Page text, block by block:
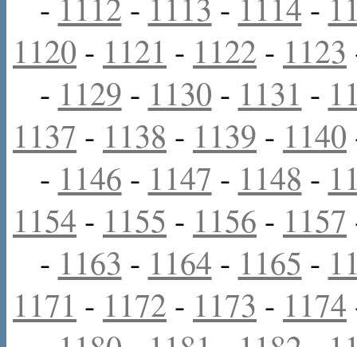
1120 - 1121 - 1122 - 1123
- 1129 - 1130 - 1131 -
1137 - 1138 - 1139 - 1140
- 1146 - 1147 - 1148 -
1154 - 1155 - 1156 - 1157
- 1163 - 1164 - 1165 -
1171 - 1172 - 1173 - 1174